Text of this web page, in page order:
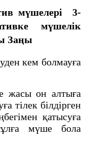
мүшелерi 3-
мүшелiк
Заңы
кем болмауға
жасы он алтыға
тiлек бiлдiрген
қатысуға
мүше бола